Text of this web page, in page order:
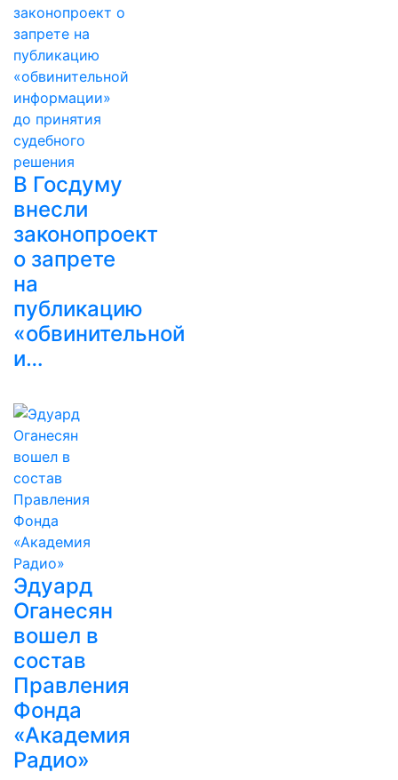
В Госдуму
внесли
законопроект
о запрете
на
публикацию
«обвинительной
и…
Эдуард
Оганесян
вошел в
состав
Правления
Фонда
«Академия
Радио»